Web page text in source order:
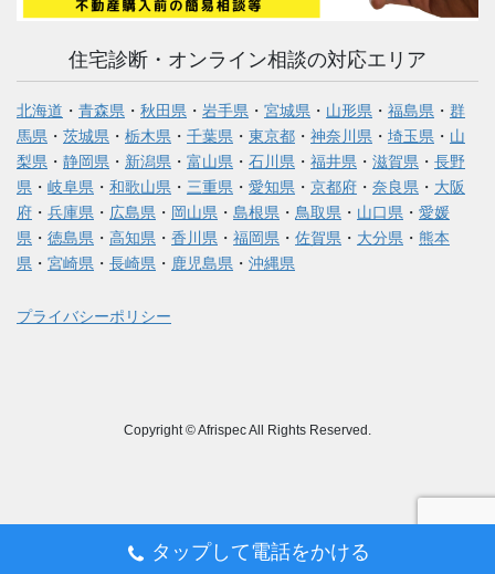
住宅診断・オンライン相談の対応エリア
北海道 ・ 青森県 ・ 秋田県 ・ 岩手県 ・ 宮城県 ・ 山形県 ・ 福島県 ・ 群
馬県 ・ 茨城県 ・ 栃木県 ・ 千葉県 ・ 東京都 ・ 神奈川県 ・ 埼玉県 ・ 山
梨県 ・ 静岡県 ・ 新潟県 ・ 富山県 ・ 石川県 ・ 福井県 ・ 滋賀県 ・ 長野
県 ・ 岐阜県 ・ 和歌山県 ・ 三重県 ・ 愛知県 ・ 京都府 ・ 奈良県 ・ 大阪
府 ・ 兵庫県 ・ 広島県 ・ 岡山県 ・ 島根県 ・ 鳥取県 ・ 山口県 ・ 愛媛
県 ・ 徳島県 ・ 高知県 ・ 香川県 ・ 福岡県 ・ 佐賀県 ・ 大分県 ・ 熊本
県 ・ 宮崎県 ・ 長崎県 ・ 鹿児島県 ・ 沖縄県
プライバシーポリシー
Copyright © Afrispec All Rights Reserved.
タップして電話をかける